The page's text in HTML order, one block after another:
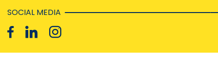
SOCIAL MEDIA